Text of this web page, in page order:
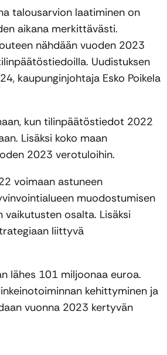
talousarvion laatiminen on
aikana merkittävästi.
nähdään vuoden 2023
Uudistuksen
kaupunginjohtaja Esko Poikela
kun tilinpäätöstiedot 2022
Lisäksi koko maan
2023 verotuloihin.
voimaan astuneen
muodostumisen
osalta. Lisäksi
liittyvä
lähes 101 miljoonaa euroa.
kehittyminen ja
vuonna 2023 kertyvän